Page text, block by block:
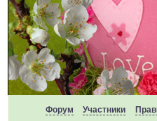
Форум Участники